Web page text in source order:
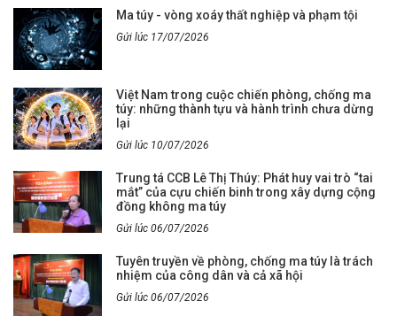
Ma túy - vòng xoáy thất nghiệp và phạm tội
Gửi lúc 17/07/2026
Việt Nam trong cuộc chiến phòng, chống ma
túy: những thành tựu và hành trình chưa dừng
lại
Gửi lúc 10/07/2026
Trung tá CCB Lê Thị Thúy: Phát huy vai trò “tai
mắt” của cựu chiến binh trong xây dựng cộng
đồng không ma túy
Gửi lúc 06/07/2026
Tuyên truyền về phòng, chống ma túy là trách
nhiệm của công dân và cả xã hội
Gửi lúc 06/07/2026